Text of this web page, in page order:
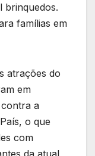
brinquedos.
famílias em
atrações do
em
a
o que
com
da atual